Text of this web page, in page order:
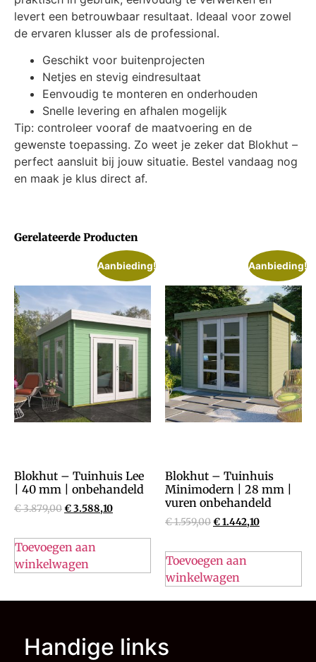
Gerelateerde Producten
Aanbieding!
Blokhut – Tuinhuis Lee
| 40 mm | onbehandeld
€3.879,00€3.588,10
Toevoegen aan
winkelwagen
Aanbieding!
Blokhut – Tuinhuis
Minimodern | 28 mm |
vuren onbehandeld
€1.559,00€1.442,10
Toevoegen aan
winkelwagen
levert een betrouwbaar resultaat. Ideaal voor zowel
de ervaren klusser als de professional.
Geschikt voor buitenprojecten
Netjes en stevig eindresultaat
Eenvoudig te monteren en onderhouden
Snelle levering en afhalen mogelijk
Tip: controleer vooraf de maatvoering en de
gewenste toepassing. Zo weet je zeker dat Blokhut –
perfect aansluit bij jouw situatie. Bestel vandaag nog
en maak je klus direct af.
Handige links